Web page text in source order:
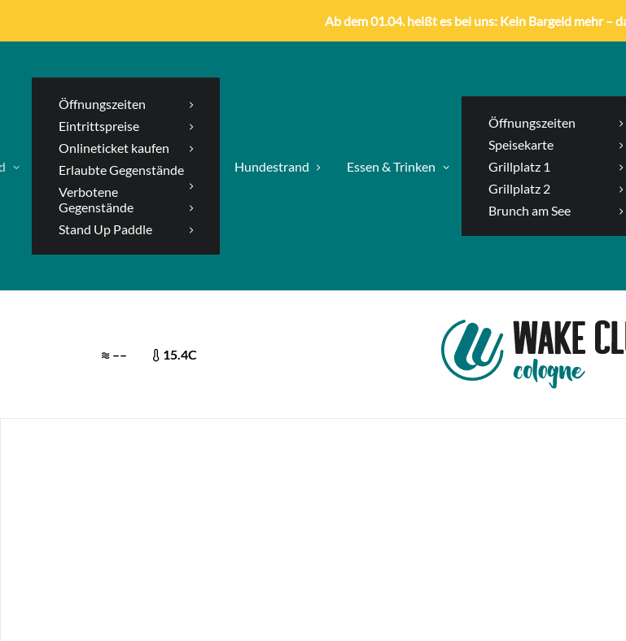
Ab dem 01.04. heißt es bei uns: Kein Bargeld mehr –
Öffnungszeiten
Eintrittspreise
Onlineticket kaufen
Erlaubte Gegenstände
Verbotene
Gegenstände
Stand Up Paddle
Hundestrand Essen & Trinken
Öffnungszeiten
Speisekarte
Grillplatz 1
Grillplatz 2
Brunch am See
–– 15.4C